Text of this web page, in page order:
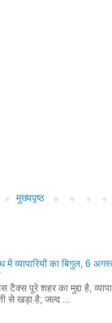
मुख्यपृष्ठ
में व्यापारियों का बिगुल, 6
पूरे शहर का मुद्दा है,
से खड़ा है; जल्द ...